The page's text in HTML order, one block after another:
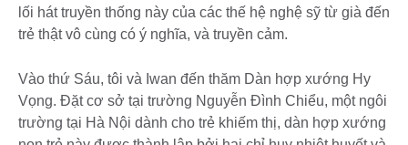
lối hát truyền thống này của các thế hệ nghệ sỹ từ già đến
trẻ thật vô cùng có ý nghĩa, và truyền cảm.
Vào thứ Sáu, tôi và Iwan đến thăm Dàn hợp xướng Hy
Vọng. Đặt cơ sở tại trường Nguyễn Đình Chiểu, một ngôi
trường tại Hà Nội dành cho trẻ khiếm thị, dàn hợp xướng